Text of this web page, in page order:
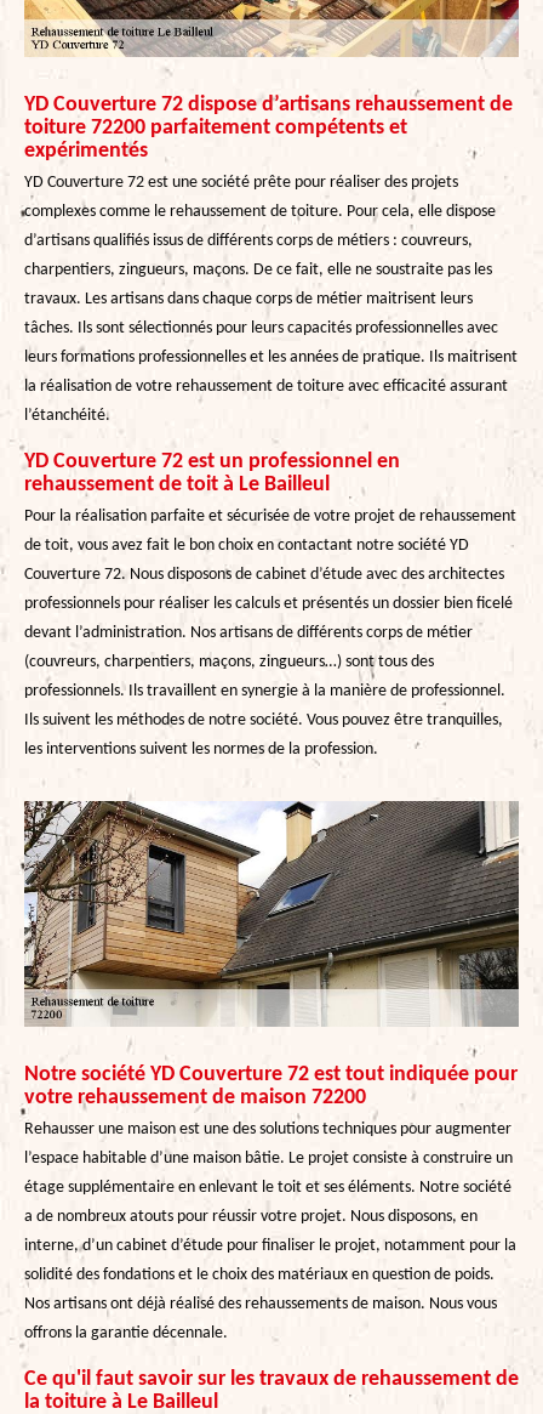
YD Couverture 72 dispose d’artisans rehaussement de
toiture 72200 parfaitement compétents et
expérimentés
YD Couverture 72 est une société prête pour réaliser des projets
complexes comme le rehaussement de toiture. Pour cela, elle dispose
d’artisans qualifiés issus de différents corps de métiers : couvreurs,
charpentiers, zingueurs, maçons. De ce fait, elle ne soustraite pas les
travaux. Les artisans dans chaque corps de métier maitrisent leurs
tâches. Ils sont sélectionnés pour leurs capacités professionnelles avec
leurs formations professionnelles et les années de pratique. Ils maitrisent
la réalisation de votre rehaussement de toiture avec efficacité assurant
l’étanchéité.
YD Couverture 72 est un professionnel en
rehaussement de toit à Le Bailleul
Pour la réalisation parfaite et sécurisée de votre projet de rehaussement
de toit, vous avez fait le bon choix en contactant notre société YD
Couverture 72. Nous disposons de cabinet d’étude avec des architectes
professionnels pour réaliser les calculs et présentés un dossier bien ficelé
devant l’administration. Nos artisans de différents corps de métier
(couvreurs, charpentiers, maçons, zingueurs…) sont tous des
professionnels. Ils travaillent en synergie à la manière de professionnel.
Ils suivent les méthodes de notre société. Vous pouvez être tranquilles,
les interventions suivent les normes de la profession.
Notre société YD Couverture 72 est tout indiquée pour
votre rehaussement de maison 72200
Rehausser une maison est une des solutions techniques pour augmenter
l’espace habitable d’une maison bâtie. Le projet consiste à construire un
étage supplémentaire en enlevant le toit et ses éléments. Notre société
a de nombreux atouts pour réussir votre projet. Nous disposons, en
interne, d’un cabinet d’étude pour finaliser le projet, notamment pour la
solidité des fondations et le choix des matériaux en question de poids.
Nos artisans ont déjà réalisé des rehaussements de maison. Nous vous
offrons la garantie décennale.
Ce qu'il faut savoir sur les travaux de rehaussement de
la toiture à Le Bailleul